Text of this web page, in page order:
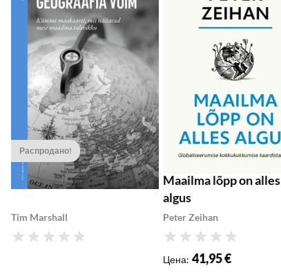
Распродано!
Geograafia võim
Tim Marshall
Рейтинг
Добавить в корзину
Maailma lõpp on alles
algus
Peter Zeihan
Рейтинг
Цена: 41,95 €
Добавить в корзину